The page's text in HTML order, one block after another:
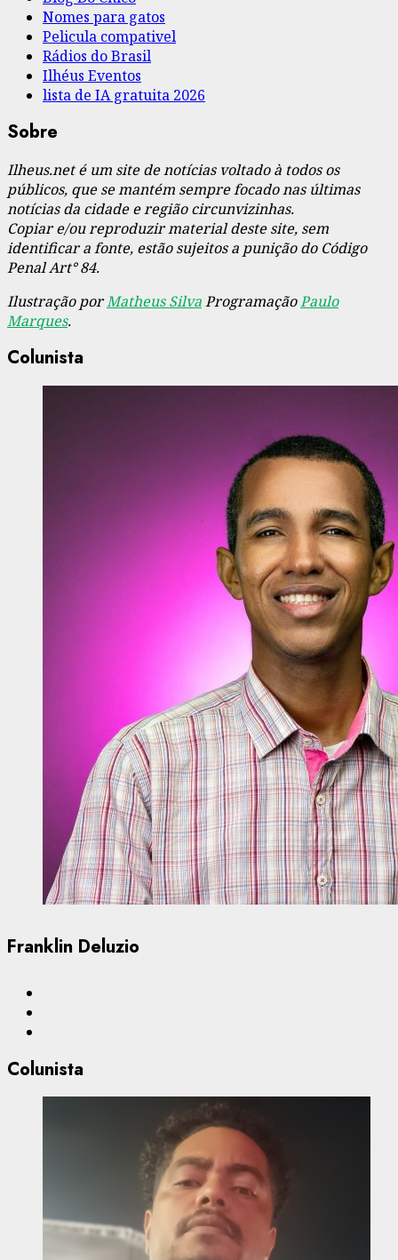
Nomes para gatos
Pelicula compativel
Rádios do Brasil
Ilhéus Eventos
lista de IA gratuita 2026
Sobre
Ilheus.net é um site de notícias voltado à todos os
públicos, que se mantém sempre focado nas últimas
notícias da cidade e região circunvizinhas.
Copiar e/ou reproduzir material deste site, sem
identificar a fonte, estão sujeitos a punição do Código
Penal Art° 84.
Ilustração porMatheus SilvaProgramaçãoPaulo
Marques.
Colunista
Franklin Deluzio
Colunista